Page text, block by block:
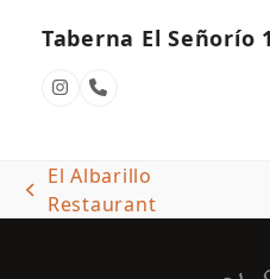
Taberna El Señorío
Instagram
Phone
previous
El Albarillo
Restaurant